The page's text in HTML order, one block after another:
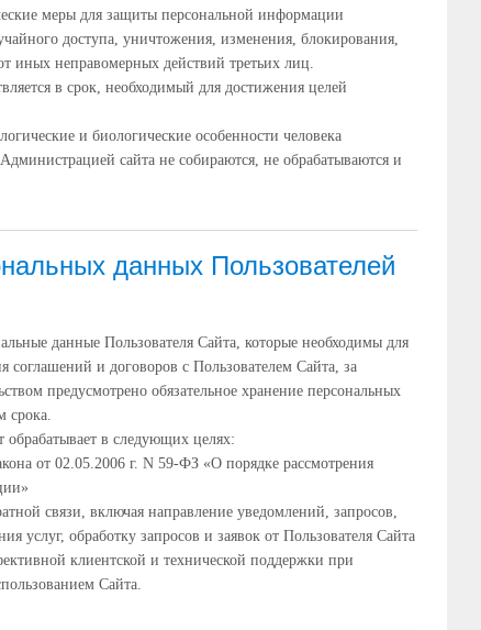
меры для защиты персональной информации
доступа, уничтожения, изменения, блокирования,
иных неправомерных действий третьих лиц.
в срок, необходимый для достижения целей
и биологические особенности человека
сайта не собираются, не обрабатываются и
данных Пользователей
данные Пользователя Сайта, которые необходимы для
соглашений и договоров с Пользователем Сайта, за
предусмотрено обязательное хранение персональных
срока.
обрабатывает в следующих целях:
от 02.05.2006 г. N 59-ФЗ «О порядке рассмотрения
связи, включая направление уведомлений, запросов,
услуг, обработку запросов и заявок от Пользователя Сайта
клиентской и технической поддержки при
Сайта.